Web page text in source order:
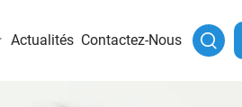
Actualités Contactez-Nous